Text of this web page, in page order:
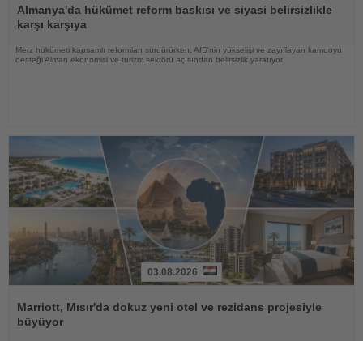
Oku
Almanya'da hükümet reform baskısı ve siyasi belirsizlikle
karşı karşıya
Merz hükümeti kapsamlı reformları sürdürürken, AfD'nin yükselişi ve zayıflayan kamuoyu
desteği Alman ekonomisi ve turizm sektörü açısından belirsizlik yaratıyor
Oku
03.08.2026
Marriott, Mısır'da dokuz yeni otel ve rezidans projesiyle
büyüyor